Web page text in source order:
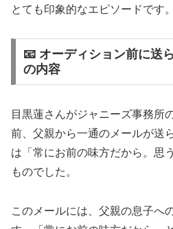
とても印象的なエピソードです。
📧 オーディション前に送
の内容
目黒蓮さんがジャニーズ事務所
前、父親から一通のメールが送
は「常にお前の味方だから。思
ものでした。
このメールには、父親の息子へ